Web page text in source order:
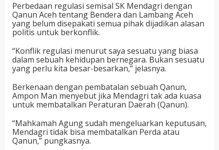
Perbedaan regulasi semisal SK Mendagri dengan
Qanun Aceh tentang Bendera dan Lambang Aceh
yang belum disepakati semua pihak dijadikan alasan
politis untuk berkonflik.
“Konflik regulasi menurut saya sesuatu yang biasa
dalam sebuah kehidupan bernegara. Bukan sesuatu
yang perlu kita besar-besarkan,” jelasnya.
Berkenaan dengan pembatalan sebuah Qanun,
Ampon Man menyebut jika Mendagri tak ada kuasa
untuk membatalkan Peraturan Daerah (Qanun).
“Mahkamah Agung sudah mengeluarkan keputusan,
Mendagri tidak bisa membatalkan Perda atau
Qanun,” pungkasnya.